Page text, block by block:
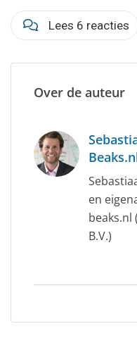
Lees 6 reacties
Over de auteur
en
beaks.nl
B.V.)